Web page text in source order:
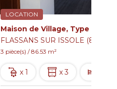
LOCATION
FLASSANS SUR ISSOLE (83340)
3 pièce(s) / 86.53 m²
x 1 x 3